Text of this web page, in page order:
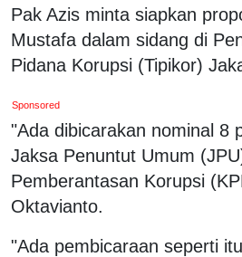
Pak Azis minta siapkan
Mustafa dalam sidang di
Pidana Korupsi (Tipikor)
Sponsored
"Ada dibicarakan nominal 8
Jaksa Penuntut Umum
Pemberantasan Korupsi
Oktavianto.
"Ada pembicaraan seperti